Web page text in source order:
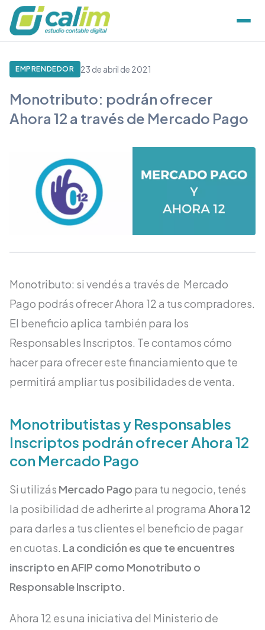
EMPRENDEDOR 23 de abril de 2021
Monotributo: podrán ofrecer
Ahora 12 a través de Mercado Pago
Monotributo: si vendés a través de Mercado
Pago podrás ofrecer Ahora 12 a tus compradores.
El beneficio aplica también para los
Responsables Inscriptos. Te contamos cómo
hacer para ofrecer este financiamiento que te
permitirá ampliar tus posibilidades de venta.
Monotributistas y Responsables
Inscriptos podrán ofrecer Ahora 12
con Mercado Pago
Si utilizás Mercado Pago para tu negocio, tenés
la posibilidad de adherirte al programa Ahora 12
para darles a tus clientes el beneficio de pagar
en cuotas. La condición es que te encuentres
inscripto en AFIP como Monotributo o
Responsable Inscripto.
Ahora 12 es una iniciativa del Ministerio de